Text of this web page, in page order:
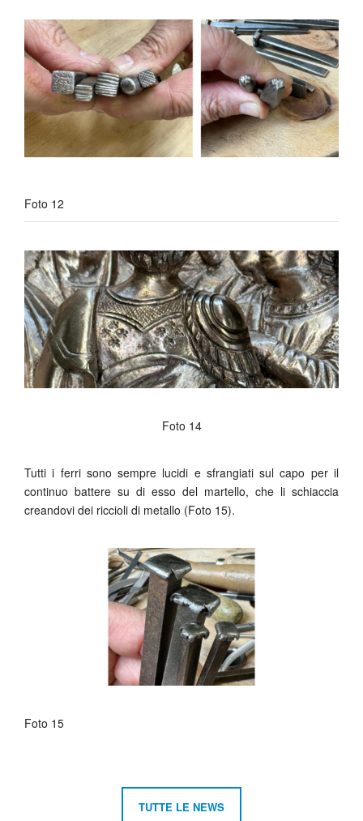
Foto 12
Foto 14
Tutti i ferri sono sempre lucidi e sfrangiati sul capo per il
continuo battere su di esso del martello, che li schiaccia
creandovi dei riccioli di metallo (Foto 15).
Foto 15
TUTTE LE NEWS